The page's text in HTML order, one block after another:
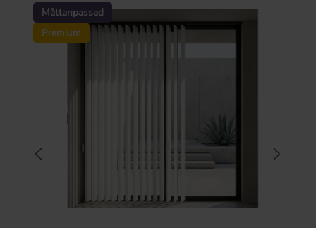
Måttanpassad
Premium
Hoppa över bildgalleri